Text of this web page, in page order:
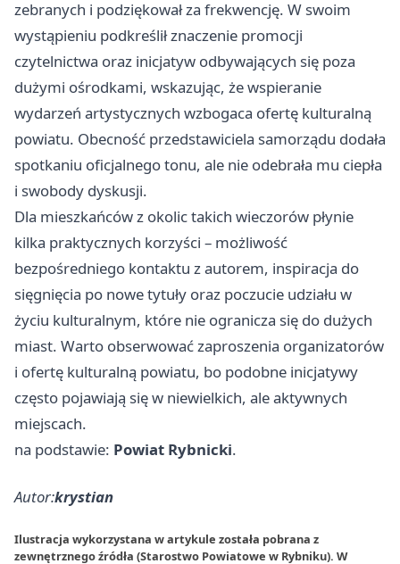
zebranych i podziękował za frekwencję. W swoim
wystąpieniu podkreślił znaczenie promocji
czytelnictwa oraz inicjatyw odbywających się poza
dużymi ośrodkami, wskazując, że wspieranie
wydarzeń artystycznych wzbogaca ofertę kulturalną
powiatu. Obecność przedstawiciela samorządu dodała
spotkaniu oficjalnego tonu, ale nie odebrała mu ciepła
i swobody dyskusji.
Dla mieszkańców z okolic takich wieczorów płynie
kilka praktycznych korzyści – możliwość
bezpośredniego kontaktu z autorem, inspiracja do
sięgnięcia po nowe tytuły oraz poczucie udziału w
życiu kulturalnym, które nie ogranicza się do dużych
miast. Warto obserwować zaproszenia organizatorów
i ofertę kulturalną powiatu, bo podobne inicjatywy
często pojawiają się w niewielkich, ale aktywnych
miejscach.
na podstawie: Powiat Rybnicki.
Autor:krystian
Ilustracja wykorzystana w artykule została pobrana z
zewnętrznego źródła (Starostwo Powiatowe w Rybniku). W